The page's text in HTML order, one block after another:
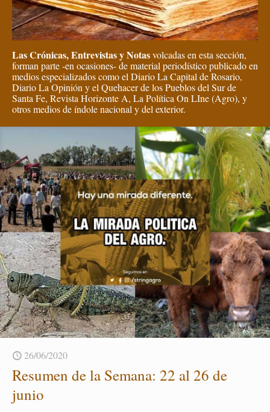
Las Crónicas, Entrevistas y Notasvolcadas en esta sección,
forman parte -en ocasiones- de material periodístico publicado en
medios especializados como el Diario La Capital de Rosario,
Diario La Opinión y el Quehacer de los Pueblos del Sur de
Santa Fe, Revista Horizonte A, La Política On LIne (Agro), y
otros medios de índole nacional y del exterior.
26/06/2020
Re­su­men de la Se­ma­na: 22 al 26 de
junio